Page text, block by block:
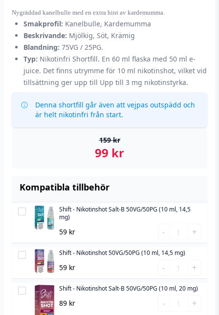
Nygräddad kanelbulle med en extra hint av kardemumma.
Smakprofil: Kanelbulle, Kardemumma
Beskrivande: Mjölkig, Söt, Krämig
Blandning: 75VG / 25PG.
Typ: Nikotinfri Shortfill. En 60 ml flaska med 50 ml e-
juice. Det finns utrymme för 10 ml nikotinshot, vilket vid
tillsättning ger upp till Upp till 3 mg nikotinstyrka.
Denna shortfill går även att vejpas outspädd och
är helt nikotinfri från start.
159kr
99 kr
Kompatibla tillbehör
Shift
Nikotinshot
Salt-
B
50VG/50PG
(10
ml,
Shift - Nikotinshot Salt-B 50VG/50PG (10 ml, 14,5
mg)
59 kr -
Shift
-
Nikotinshot
Salt-
B
50VG/50PG
(10
+
Shift
Nikotinshot
50VG/50PG
Shift - Nikotinshot 50VG/50PG (10 ml, 14,5 mg)
59 kr -
Shift
-
Nikotinshot
50VG/50PG
+
Shift
Shift - Nikotinshot Salt-B 50VG/50PG (10 ml, 20 mg)
89 kr -
Shift
+